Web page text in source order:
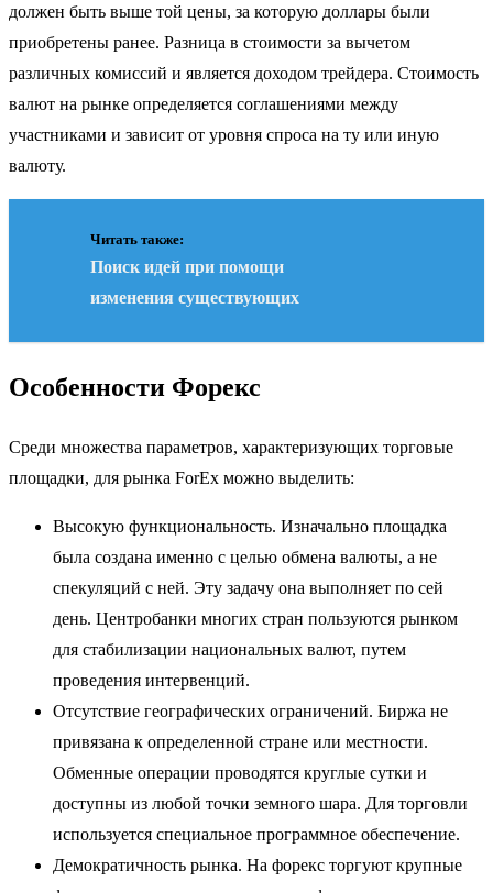
должен быть выше той цены, за которую доллары были
приобретены ранее. Разница в стоимости за вычетом
различных комиссий и является доходом трейдера. Стоимость
валют на рынке определяется соглашениями между
участниками и зависит от уровня спроса на ту или иную
валюту.
Читать также:
Поиск идей при помощи
изменения существующих
Особенности Форекс
Среди множества параметров, характеризующих торговые
площадки, для рынка ForEx можно выделить:
Высокую функциональность. Изначально площадка
была создана именно с целью обмена валюты, а не
спекуляций с ней. Эту задачу она выполняет по сей
день. Центробанки многих стран пользуются рынком
для стабилизации национальных валют, путем
проведения интервенций.
Отсутствие географических ограничений. Биржа не
привязана к определенной стране или местности.
Обменные операции проводятся круглые сутки и
доступны из любой точки земного шара. Для торговли
используется специальное программное обеспечение.
Демократичность рынка. На форекс торгуют крупные